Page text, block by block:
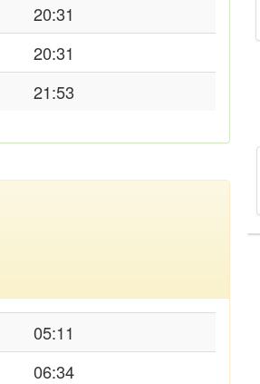
20:31
20:31
21:53
05:11
06:34